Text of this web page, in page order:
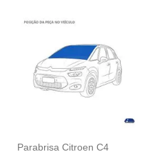
Parabrisa Citroen C4